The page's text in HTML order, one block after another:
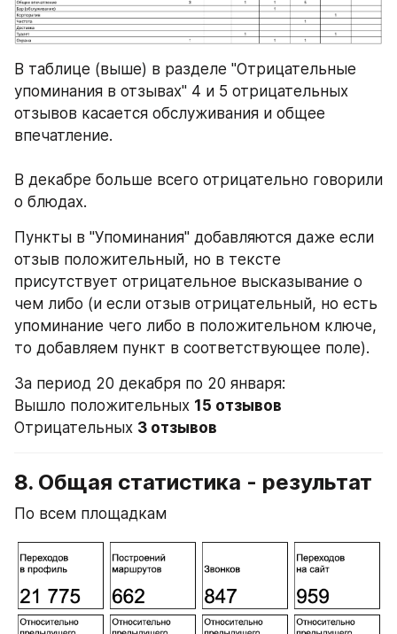
В таблице (выше) в разделе "Отрицательные
упоминания в отзывах" 4 и 5 отрицательных
отзывов касается обслуживания и общее
впечатление.
В декабре больше всего отрицательно говорили
о блюдах.
Пункты в "Упоминания" добавляются даже если
отзыв положительный, но в тексте
присутствует отрицательное высказывание о
чем либо (и если отзыв отрицательный, но есть
упоминание чего либо в положительном ключе,
то добавляем пункт в соответствующее поле).
За период 20 декабря по 20 января:
Вышло положительных
Отрицательных 3 отзывов
8. Общая статистика - результат
По всем площадкам